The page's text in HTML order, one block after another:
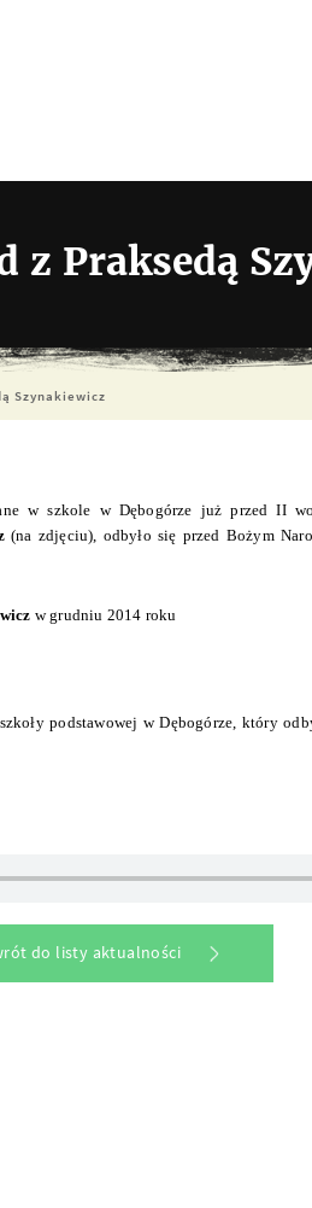
z Praksedą
Szynakiewicz
w szkole w Dębogórze już przed II
(na zdjęciu), odbyło się przed Bożym
w grudniu 2014 roku
podstawowej w Dębogórze, który
do listy aktualności